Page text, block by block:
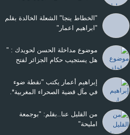
"الخطاط ينجا" الشعلة الخالدة بقلم
"ابراهيم اعمار"
موضوع مداخلة الحسن لحويدك : "
هل يستجيب حكام الجزائر لفتح
إبراهيم أعمار يكتب "نقطة ضوء
في مآل قضية الصحراء المغربية*.
من القليل عنا..بقلم: "بوجمعة
امليحة"